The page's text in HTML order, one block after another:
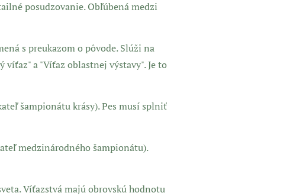
posudzovanie. Obľúbená medzi
s preukazom o pôvode. Slúži na
a "Víťaz oblastnej výstavy". Je to
šampionátu krásy). Pes musí splniť
medzinárodného šampionátu).
Víťazstvá majú obrovskú hodnotu